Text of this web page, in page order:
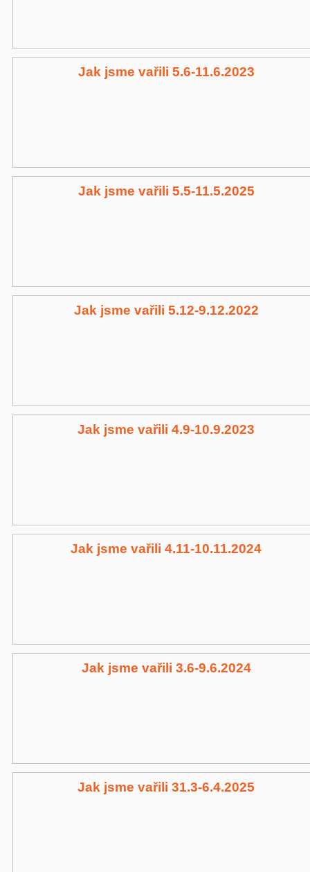
Jak jsme vařili 5.6-11.6.2023
Jak jsme vařili 5.5-11.5.2025
Jak jsme vařili 5.12-9.12.2022
Jak jsme vařili 4.9-10.9.2023
Jak jsme vařili 4.11-10.11.2024
Jak jsme vařili 3.6-9.6.2024
Jak jsme vařili 31.3-6.4.2025